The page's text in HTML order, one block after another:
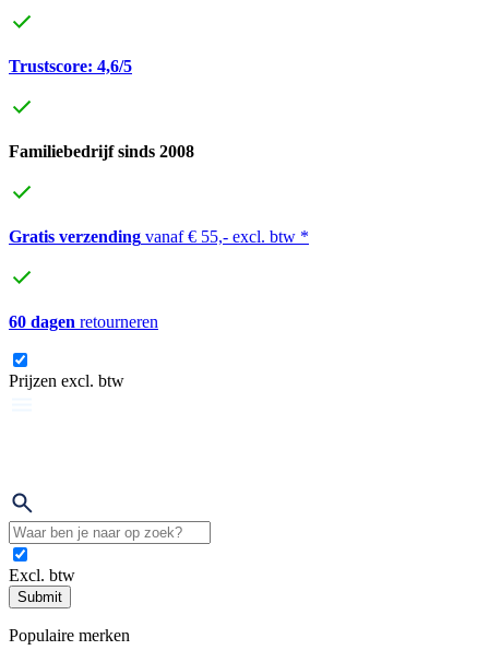
Trustscore: 4,6/5
Familiebedrijf sinds 2008
Gratis verzending vanaf € 55,- excl. btw *
60 dagen retourneren
Prijzen excl. btw
Excl. btw
Submit
Populaire merken